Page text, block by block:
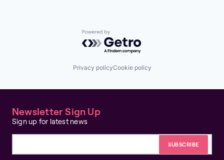
Powered by Getro.com
Privacy policyCookie policy
Newsletter Sign Up
Sign up for latest news